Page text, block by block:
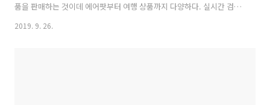
품을 판매하는 것이데 에어팟부터 여행 상품까지 다양하다. 실시간 검색
어를 인위적으로 올리는 것인지 사람들이 관심을 보여서 하는 것인지는
2019. 9. 26.